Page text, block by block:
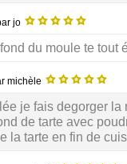
jo
du moule te tout
michèle
je fais degorger la
de tarte avec
la tarte en fin de